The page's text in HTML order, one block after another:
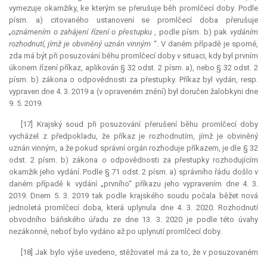
vymezuje okamžiky, ke kterým se přerušuje běh promlčecí doby. Podle
písm. a) citovaného ustanovení se promlčecí doba přerušuje
„oznámením o zahájení řízení o přestupku, podle písm. b) pakvydáním
rozhodnutí, jímž je obviněný uznán vinným “. V daném případě je sporné,
zda má být při posuzování běhu promlčecí doby v situaci, kdy byl prvním
úkonem řízení příkaz, aplikován § 32 odst. 2 písm. a), nebo § 32 odst. 2
písm. b) zákona o odpovědnosti za přestupky. Příkaz byl vydán, resp.
vypraven dne 4. 3. 2019 a (v opraveném znění) byl doručen žalobkyni dne
9. 5. 2019.
[17] Krajský soud při posuzování přerušení běhu promlčecí doby
vycházel z předpokladu, že příkaz je rozhodnutím, jímž je obviněný
uznán vinným, a že pokud správní orgán rozhoduje příkazem, je dle § 32
odst. 2 písm. b) zákona o odpovědnosti za přestupky rozhodujícím
okamžik jeho vydání. Podle § 71 odst. 2 písm. a) správního řádu došlo v
daném případě k vydání „prvního“ příkazu jeho vypravením dne 4. 3.
2019. Dnem 5. 3. 2019 tak podle krajského soudu počala běžet nová
jednoletá promlčecí doba, která uplynula dne 4. 3. 2020. Rozhodnutí
obvodního báňského úřadu ze dne 13. 3. 2020 je podle této úvahy
nezákonné, neboť bylo vydáno až po uplynutí promlčecí doby.
[18] Jak bylo výše uvedeno, stěžovatel má za to, že v posuzovaném